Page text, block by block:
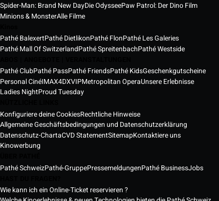
Spider-Man: Brand New DayDie OdysseePaw Patrol: Der Dino Film
Minions & MonsterAlle Filme
Pathé BalexertPathé DietlikonPathé FlonPathé Les Galeries
Pathé Mall Of SwitzerlandPathé SpreitenbachPathé Westside
Pathé ClubPathé PassPathé FriendsPathé KidsGeschenkgutscheine
Personal CinéIMAX4DXVIPMetropolitan OperaUnsere Erlebnisse
Ladies NightProud Tuesday
Konfiguriere deine CookiesRechtliche Hinweise
Allgemeine Geschäftsbedingungen und Datenschutzerklärung
Datenschutz-ChartaCVD StatementSitemapKontaktiere uns
Kinowerbung
Pathé SchweizPathé-GruppePressemeldungenPathé BusinessJobs
Wie kann ich ein Online-Ticket reservieren ?